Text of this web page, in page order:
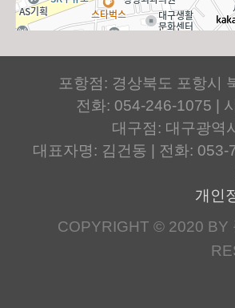
포항점: 경상북도 포항시
전화: 054-246-1075 |
대구점: 대구광역
대표자명: 김건동 | 전화:
개인
COPYRIGHT © 2020 BY